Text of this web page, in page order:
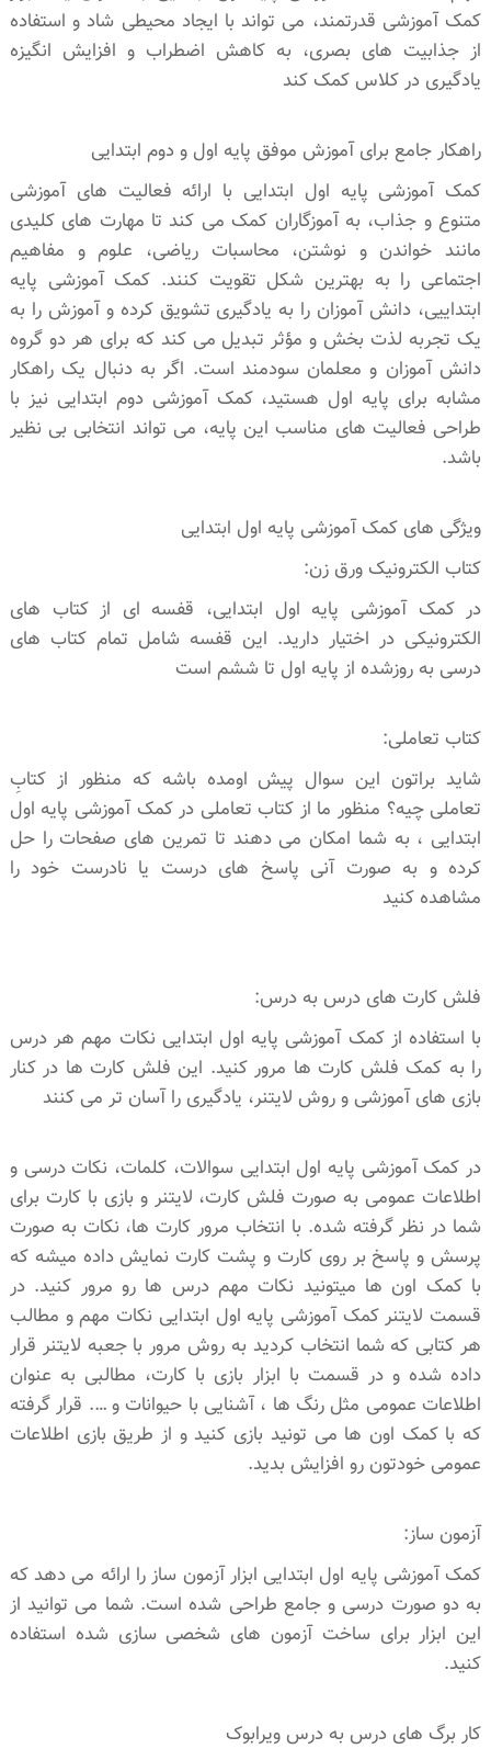
کمک آموزشی قدرتمند، می تواند با ایجاد محیطی شاد و استفاده
از جذابیت های بصری، به کاهش اضطراب و افزایش انگیزه
یادگیری در کلاس کمک کند
راهکار جامع برای آموزش موفق پایه اول و دوم ابتدایی
کمک آموزشی پایه اول ابتدایی با ارائه فعالیت های آموزشی
متنوع و جذاب، به آموزگاران کمک می کند تا مهارت های کلیدی
مانند خواندن و نوشتن، محاسبات ریاضی، علوم و مفاهیم
اجتماعی را به بهترین شکل تقویت کنند. کمک آموزشی پایه
ابتداییی، دانش آموزان را به یادگیری تشویق کرده و آموزش را به
یک تجربه لذت بخش و مؤثر تبدیل می کند که برای هر دو گروه
دانش آموزان و معلمان سودمند است. اگر به دنبال یک راهکار
مشابه برای پایه اول هستید، کمک آموزشی دوم ابتدایی نیز با
طراحی فعالیت های مناسب این پایه، می تواند انتخابی بی نظیر
باشد.
ویژگی های کمک آموزشی پایه اول ابتدایی
کتاب الکترونیک ورق زن:
در کمک آموزشی پایه اول ابتدایی، قفسه ای از کتاب های
الکترونیکی در اختیار دارید. این قفسه شامل تمام کتاب های
درسی به روزشده از پایه اول تا ششم است
کتاب تعاملی:
شاید براتون این سوال پیش اومده باشه که منظور از کتابِ
تعاملی چیه؟ منظور ما از کتاب تعاملی در کمک آموزشی پایه اول
ابتدایی ، به شما امکان می دهند تا تمرین های صفحات را حل
کرده و به صورت آنی پاسخ های درست یا نادرست خود را
مشاهده کنید
فلش کارت های درس به درس:
با استفاده از کمک آموزشی پایه اول ابتدایی نکات مهم هر درس
را به کمک فلش کارت ها مرور کنید. این فلش کارت ها در کنار
بازی های آموزشی و روش لایتنر، یادگیری را آسان تر می کنند
در کمک آموزشی پایه اول ابتدایی سوالات، کلمات، نکات درسی و
اطلاعات عمومی به صورت فلش کارت، لایتنر و بازی با کارت برای
شما در نظر گرفته شده. با انتخاب مرور کارت ها، نکات به صورت
پرسش و پاسخ بر روی کارت و پشت کارت نمایش داده میشه که
با کمک اون ها میتونید نکات مهم درس ها رو مرور کنید. در
قسمت لایتنر کمک آموزشی پایه اول ابتدایی نکات مهم و مطالب
هر کتابی که شما انتخاب کردید به روش مرور با جعبه لایتنر قرار
داده شده و در قسمت با ابزار بازی با کارت، مطالبی به عنوان
اطلاعات عمومی مثل رنگ ها ، آشنایی با حیوانات و …. قرار گرفته
که با کمک اون ها می تونید بازی کنید و از طریق بازی اطلاعات
عمومی خودتون رو افزایش بدید.
آزمون ساز:​
کمک آموزشی پایه اول ابتدایی ابزار آزمون ساز را ارائه می دهد که
به دو صورت درسی و جامع طراحی شده است. شما می توانید از
این ابزار برای ساخت آزمون های شخصی سازی شده استفاده
کنید.
کار برگ های درس به درس ویرابوک